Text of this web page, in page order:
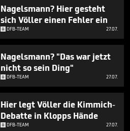
Nagelsmann? Hier gesteht
sich Völler einen Fehler ein
DFB-TEAM 27.07.
Nagelsmann? "Das war jetzt
nicht so sein Ding"
DFB-TEAM 27.07.
Hier legt Völler die Kimmich-
Debatte in Klopps Hände
DFB-TEAM 27.07.